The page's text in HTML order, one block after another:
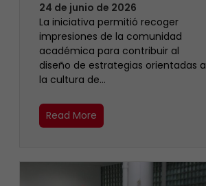
24 de junio de 2026
La iniciativa permitió recoger
impresiones de la comunidad
académica para contribuir al
diseño de estrategias orientadas a
la cultura de…
Read More